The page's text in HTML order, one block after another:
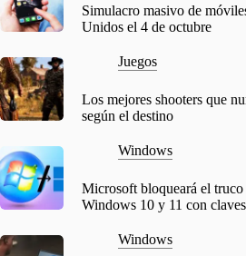
Simulacro masivo de
Unidos el 4 de octubre
Juegos
Los mejores shooters que
según el destino
Windows
Microsoft bloqueará el truco
Windows 10 y 11 con
Windows